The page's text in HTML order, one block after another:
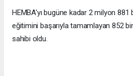
HEMBA'yı bugüne kadar 2 milyon 881
eğitimini başarıyla tamamlayan 852
sahibi oldu.